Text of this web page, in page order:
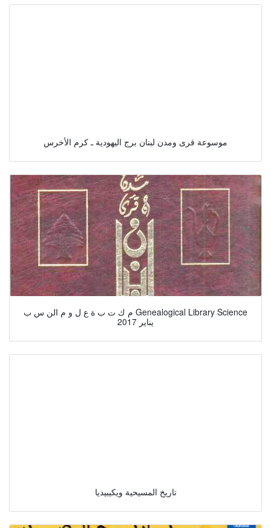
موسوعة قرى ومدن لبنان برج اليهودية ـ كرم الأخرس
م ك ت ب ة ع ل و م الن س ب Genealogical Library Science
يناير 2017
تاريخ المسيحية ويكيبيديا